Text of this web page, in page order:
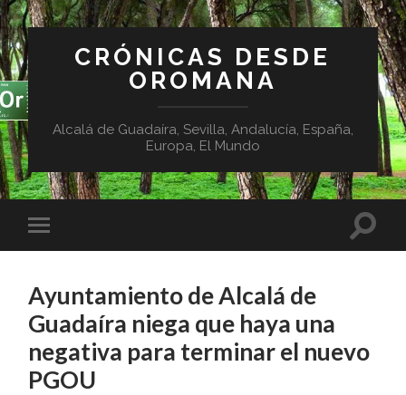
CRÓNICAS DESDE
OROMANA
Alcalá de Guadaíra, Sevilla, Andalucía, España,
Europa, El Mundo
Ayuntamiento de Alcalá de
Guadaíra niega que haya una
negativa para terminar el nuevo
PGOU